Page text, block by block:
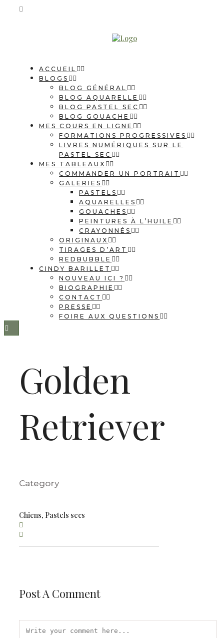
ACCUEIL
BLOGS
BLOG GÉNÉRAL
BLOG AQUARELLE
BLOG PASTEL SEC
BLOG GOUACHE
MES COURS EN LIGNE
FORMATIONS PROGRESSIVES
LIVRES NUMÉRIQUES SUR LE
PASTEL SEC
MES TABLEAUX
COMMANDER UN PORTRAIT
GALERIES
PASTELS
AQUARELLES
GOUACHES
PEINTURES À L’HUILE
CRAYONNÉS
ORIGINAUX
TIRAGES D’ART
REDBUBBLE
CINDY BARILLET
NOUVEAU ICI ?
BIOGRAPHIE
CONTACT
PRESSE
FOIRE AUX QUESTIONS
Golden
Retriever
Category
Chiens, Pastels secs
Post A Comment